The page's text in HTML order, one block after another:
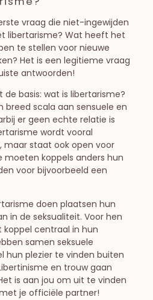
vraag die niet-ingewijden
libertarisme? Wat heeft het
te stellen voor nieuwe
Het is een legitieme vraag
antwoorden!
basis: wat is libertarisme?
breed scala aan sensuele en
er geen echte relatie is
wordt vooral
maar staat ook open voor
moeten koppels anders hun
voor bijvoorbeeld een
doen plaatsen hun
in de seksualiteit. Voor hen
centraal in hun
samen seksuele
hun plezier te vinden buiten
en trouw gaan
is aan jou om uit te vinden
je officiële partner!